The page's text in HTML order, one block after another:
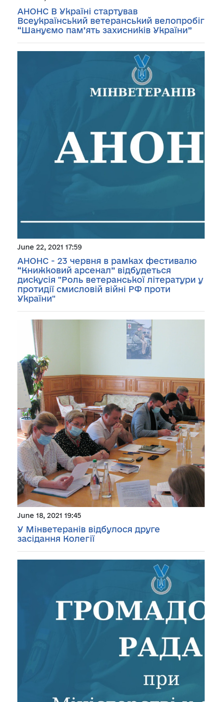
АНОНС В Україні стартував
Всеукраїнський ветеранський велопробіг
“Шануємо пам’ять захисників України”
June 22, 2021 17:59
АНОНС - 23 червня в рамках фестивалю
“Книжковий арсенал” відбудеться
дискусія "Роль ветеранської літератури у
протидії смисловій війні РФ проти
України"
June 18, 2021 19:45
У Мінветеранів відбулося друге
засідання Колегії